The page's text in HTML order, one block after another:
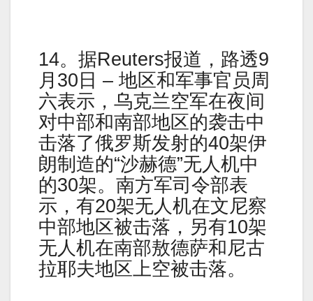
14。据Reuters报道，路透9
月30日 – 地区和军事官员周
六表示，乌克兰空军在夜间
对中部和南部地区的袭击中
击落了俄罗斯发射的40架伊
朗制造的“沙赫德”无人机中
的30架。南方军司令部表
示，有20架无人机在文尼察
中部地区被击落，另有10架
无人机在南部敖德萨和尼古
拉耶夫地区上空被击落。